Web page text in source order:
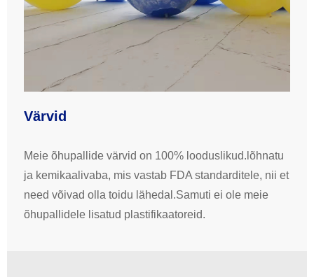
Värvid
Meie õhupallide värvid on 100% looduslikud.lõhnatu
ja kemikaalivaba, mis vastab FDA standarditele, nii et
need võivad olla toidu lähedal.Samuti ei ole meie
õhupallidele lisatud plastifikaatoreid.